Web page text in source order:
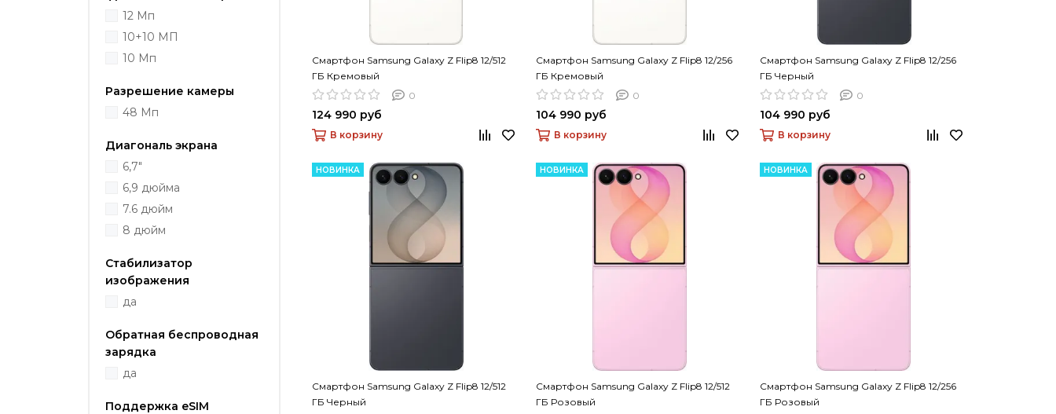
12 Мп
10+10 МП
10 Мп
Разрешение камеры
48 Мп
Диагональ экрана
6,7"
6,9 дюйма
7.6 дюйм
8 дюйм
Стабилизатор
изображения
да
Обратная беспроводная
зарядка
да
Поддержка eSIM
Смартфон Samsung Galaxy Z Flip8 12/512
ГБ Кремовый
0
124 990 руб
В корзину
Смартфон Samsung Galaxy Z Flip8 12/256
ГБ Кремовый
0
104 990 руб
В корзину
Смартфон Samsung Galaxy Z Flip8 12/256
ГБ Черный
0
104 990 руб
В корзину
НОВИНКА
Смартфон Samsung Galaxy Z Flip8 12/512
ГБ Черный
НОВИНКА
Смартфон Samsung Galaxy Z Flip8 12/512
ГБ Розовый
НОВИНКА
Смартфон Samsung Galaxy Z Flip8 12/256
ГБ Розовый